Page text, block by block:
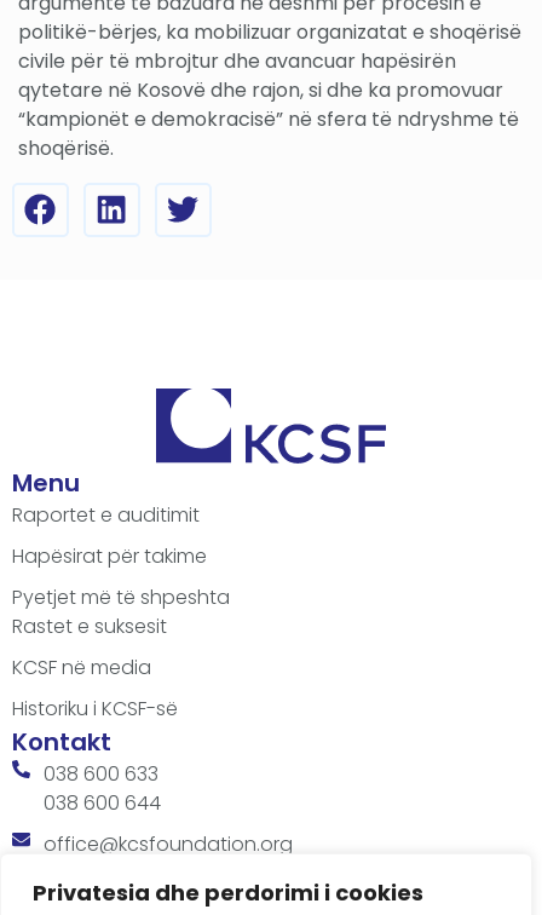
Privatesia dhe perdorimi i cookies
politikë-bërjes, ka mobilizuar organizatat e shoqërisë
civile për të mbrojtur dhe avancuar hapësirën
qytetare në Kosovë dhe rajon, si dhe ka promovuar
“kampionët e demokracisë” në sfera të ndryshme të
shoqërisë.
Menu
Raportet e auditimit
Hapësirat për takime
Pyetjet më të shpeshta
Rastet e suksesit
KCSF në media
Historiku i KCSF-së
Kontakt
038 600 633
038 600 644
office@kcsfoundation.org
Besa Imami, Lam A, H1, Kat.12, nr. 65-1, Lakrishtë,